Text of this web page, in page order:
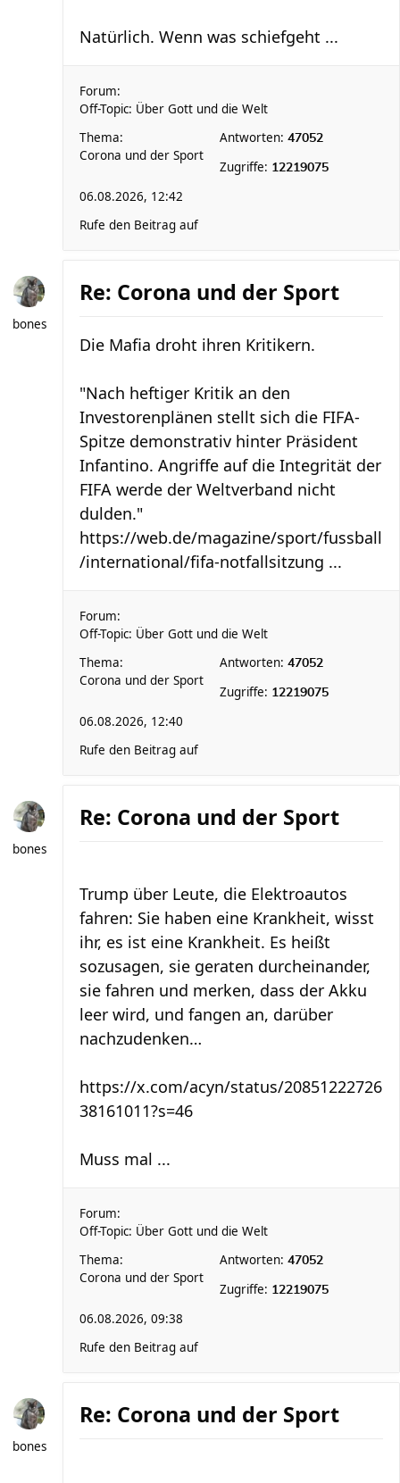
Natürlich. Wenn was schiefgeht ...
Forum:
Off-Topic: Über Gott und die Welt
Thema:
Corona und der Sport
Antworten: 47052
Zugriffe: 12219075
06.08.2026, 12:42
Rufe den Beitrag auf
bones
Re: Corona und der Sport
Die Mafia droht ihren Kritikern.
"Nach heftiger Kritik an den
Investorenplänen stellt sich die FIFA-
Spitze demonstrativ hinter Präsident
Infantino. Angriffe auf die Integrität der
FIFA werde der Weltverband nicht
dulden."
https://web.de/magazine/sport/fussball
/international/fifa-notfallsitzung ...
Forum:
Off-Topic: Über Gott und die Welt
Thema:
Corona und der Sport
Antworten: 47052
Zugriffe: 12219075
06.08.2026, 12:40
Rufe den Beitrag auf
bones
Re: Corona und der Sport
Trump über Leute, die Elektroautos
fahren: Sie haben eine Krankheit, wisst
ihr, es ist eine Krankheit. Es heißt
sozusagen, sie geraten durcheinander,
sie fahren und merken, dass der Akku
leer wird, und fangen an, darüber
nachzudenken…
https://x.com/acyn/status/20851222726
38161011?s=46
Muss mal ...
Forum:
Off-Topic: Über Gott und die Welt
Thema:
Corona und der Sport
Antworten: 47052
Zugriffe: 12219075
06.08.2026, 09:38
Rufe den Beitrag auf
bones
Re: Corona und der Sport